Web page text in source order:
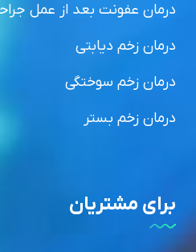
درمان عفونت بعد از عمل جراحی
درمان زخم دیابتی
درمان زخم سوختگی
درمان زخم بستر
برای مشتریان